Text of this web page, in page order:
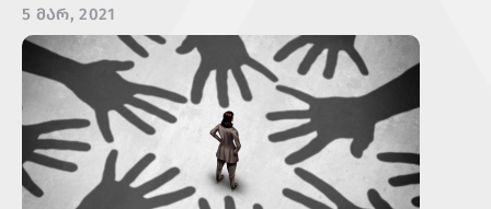
5 ᲛᲐᲠ, 2021